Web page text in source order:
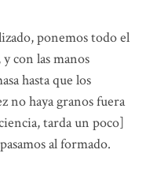
ponemos todo el
con las manos
hasta que los
no haya granos fuera
tarda un poco]
al formado.